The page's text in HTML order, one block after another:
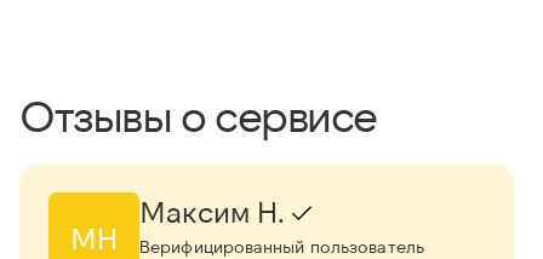
Отзывы о сервисе
МН
Максим Н.
Верифицированный пользователь